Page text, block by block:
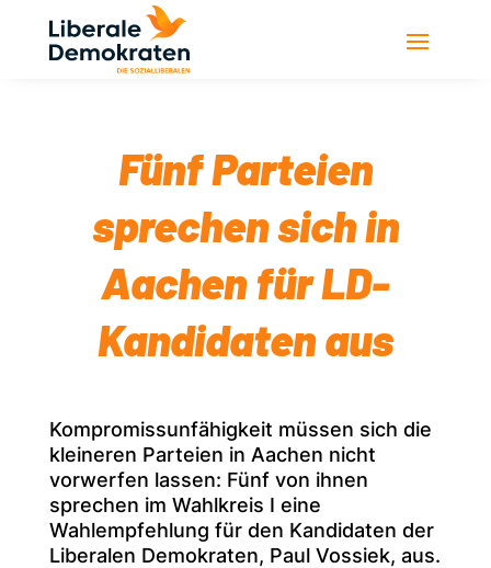
Fünf Parteien
sprechen sich in
Aachen für LD-
Kandidaten aus
Kompromissunfähigkeit müssen sich die
kleineren Parteien in Aachen nicht
vorwerfen lassen: Fünf von ihnen
sprechen im Wahlkreis I eine
Wahlempfehlung für den Kandidaten der
Liberalen Demokraten, Paul Vossiek, aus.